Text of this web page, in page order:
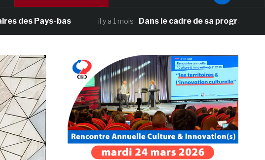
bas il y a 1 mois Dans le cadre de sa programmation